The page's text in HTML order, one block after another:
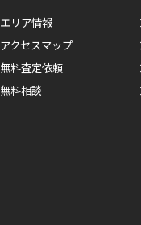
エリア情報
アクセスマップ
無料査定依頼
無料相談